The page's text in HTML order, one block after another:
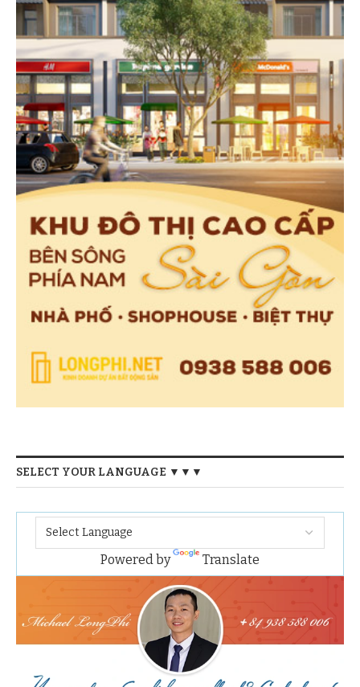
SELECT YOUR LANGUAGE ▼▼▼
Powered by Translate